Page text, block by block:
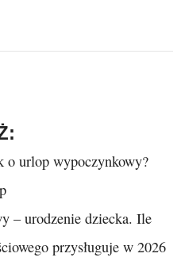
o urlop wypoczynkowy?
– urodzenie dziecka. Ile
przysługuje w 2026